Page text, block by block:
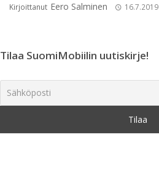
Kirjoittanut Eero Salminen 16.7.2019
Tilaa SuomiMobiilin uutiskirje!